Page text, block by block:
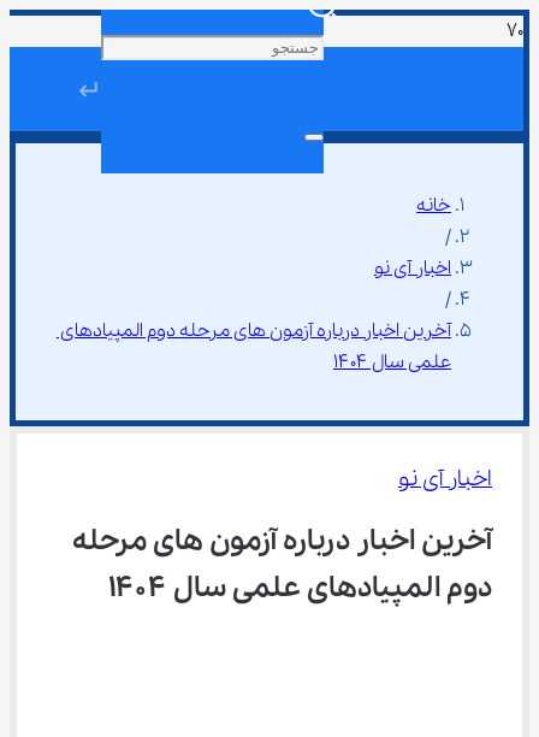
↵
خانه
/
اخبار آی نو
/
آخرین اخبار درباره آزمون های مرحله دوم المپیادهای
علمی سال ۱۴۰۴
اخبار آی نو
آخرین اخبار درباره آزمون های مرحله
دوم المپیادهای علمی سال ۱۴۰۴